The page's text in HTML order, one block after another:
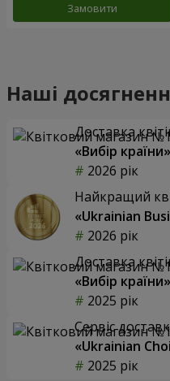
Замовити
Наші
Доставка
«Вибір країни»
2026 рік
Найкращий
«Ukrainian
2026 рік
Доставка
«Вибір країни»
2025 рік
Сервіс
«Ukrainian
2025 рік